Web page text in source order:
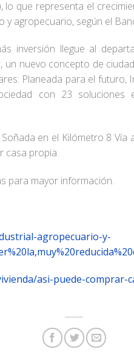
lo que representa el
agropecuario, según el
inversión llegue al
nuevo concepto de
Planeada para el futuro,
con 23 soluciones
en el Kilómetro 8
casa propia.
para mayor información.
agropecuario-y-
asi-puede-comprar-